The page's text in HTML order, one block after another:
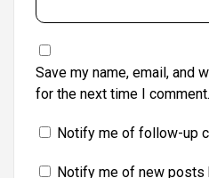
Save my name, email, and
for the next time I comment.
Notify me of follow-up
Notify me of new posts